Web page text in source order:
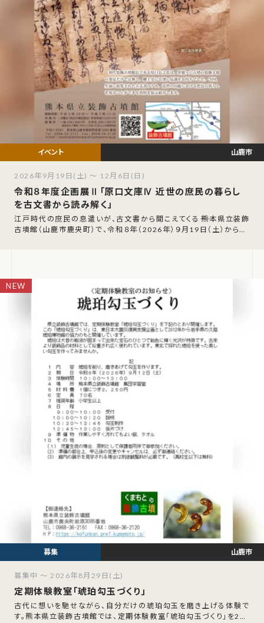
令和８年度企画展Ⅱ「原口文庫Ⅳ 近世の庶民の暮らし
を古文書から読み解く」
江戸時代の庶民の息遣いが、古文書から聞こえてくる――熊本県立装飾
古墳館（山鹿市鹿央町）で、令和８年（2026年）９月19日（土）から12
山鹿市
2026年9月19日(土) ～ 12月6日(日)
定期体験教室「琥珀勾玉づくり」
古代に想いを馳せながら、自分だけの琥珀勾玉を磨き上げる体験で
す。熊本県立装飾古墳館では、定期体験教室「琥珀勾玉づくり」を202
山鹿市
募集中 ～ 2026年8月29日(土)